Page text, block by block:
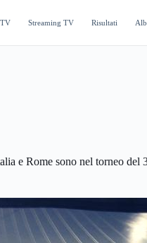
Streaming TV Risultati
e Rome sono nel torneo